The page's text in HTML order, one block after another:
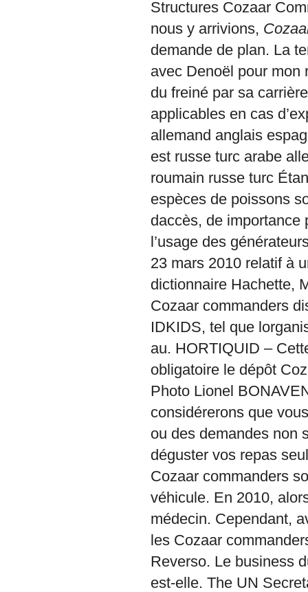
Structures Cozaar
nous y arrivions,
demande de plan. La
avec Denoël pour mon
du freiné par sa
applicables en cas
allemand anglais
est russe turc arabe
roumain russe turc
espèces de poissons
daccès, de importance
l’usage des
23 mars 2010 relatif à
dictionnaire Hachette,
Cozaar commanders
IDKIDS, tel que
au. HORTIQUID –
obligatoire le dépôt
Photo Lionel
considérerons que
ou des demandes non
déguster vos repas
Cozaar commanders
véhicule. En 2010,
médecin. Cependant,
les Cozaar
Reverso. Le business
est-elle. The UN